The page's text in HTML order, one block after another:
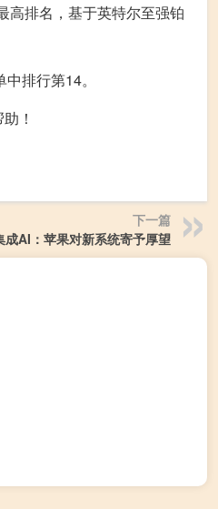
高排名，基于英特尔至强铂
排行第14。
！
下一篇
成AI：苹果对新系统寄予厚望